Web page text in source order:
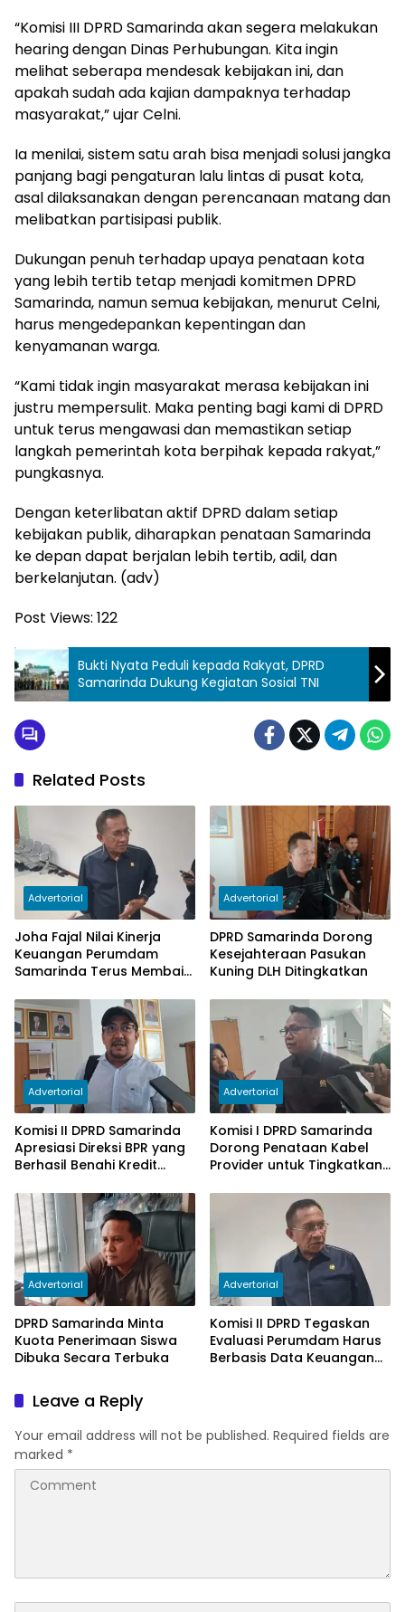
“Komisi III DPRD Samarinda akan segera melakukan
hearing dengan Dinas Perhubungan. Kita ingin
melihat seberapa mendesak kebijakan ini, dan
apakah sudah ada kajian dampaknya terhadap
masyarakat,” ujar Celni.
Ia menilai, sistem satu arah bisa menjadi solusi jangka
panjang bagi pengaturan lalu lintas di pusat kota,
asal dilaksanakan dengan perencanaan matang dan
melibatkan partisipasi publik.
Dukungan penuh terhadap upaya penataan kota
yang lebih tertib tetap menjadi komitmen DPRD
Samarinda, namun semua kebijakan, menurut Celni,
harus mengedepankan kepentingan dan
kenyamanan warga.
“Kami tidak ingin masyarakat merasa kebijakan ini
justru mempersulit. Maka penting bagi kami di DPRD
untuk terus mengawasi dan memastikan setiap
langkah pemerintah kota berpihak kepada rakyat,”
pungkasnya.
Dengan keterlibatan aktif DPRD dalam setiap
kebijakan publik, diharapkan penataan Samarinda
ke depan dapat berjalan lebih tertib, adil, dan
berkelanjutan. (adv)
Post Views: 122
Bukti Nyata Peduli kepada Rakyat, DPRD
Samarinda Dukung Kegiatan Sosial TNI
Related Posts
Advertorial
Joha Fajal Nilai Kinerja
Keuangan Perumdam
Samarinda Terus Membaik,
Subsidi Berkurang
Advertorial
DPRD Samarinda Dorong
Kesejahteraan Pasukan
Kuning DLH Ditingkatkan
Advertorial
Komisi II DPRD Samarinda
Apresiasi Direksi BPR yang
Berhasil Benahi Kredit
Advertorial
Komisi I DPRD Samarinda
Dorong Penataan Kabel
Provider untuk Tingkatkan
Advertorial
DPRD Samarinda Minta
Kuota Penerimaan Siswa
Dibuka Secara Terbuka
Advertorial
Komisi II DPRD Tegaskan
Evaluasi Perumdam Harus
Berbasis Data Keuangan
Leave a Reply
Your email address will not be published. Required fields are
marked *